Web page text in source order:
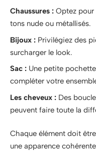
Chaussures : Optez pour
tons nude ou métallisés.
Bijoux : Privilégiez des
surcharger le look.
Sac : Une petite
compléter votre
Les cheveux : Des
peuvent faire toute la
Chaque élément doit
une apparence